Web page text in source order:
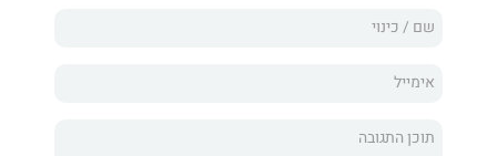
הכורח להיות אישה כנועה וצייתנית לבין השאיפה לעצמאות ולחירות,
שנה, ידעה עליות ומורדות, חיבה וכעס, מריבות והתפייסויות,